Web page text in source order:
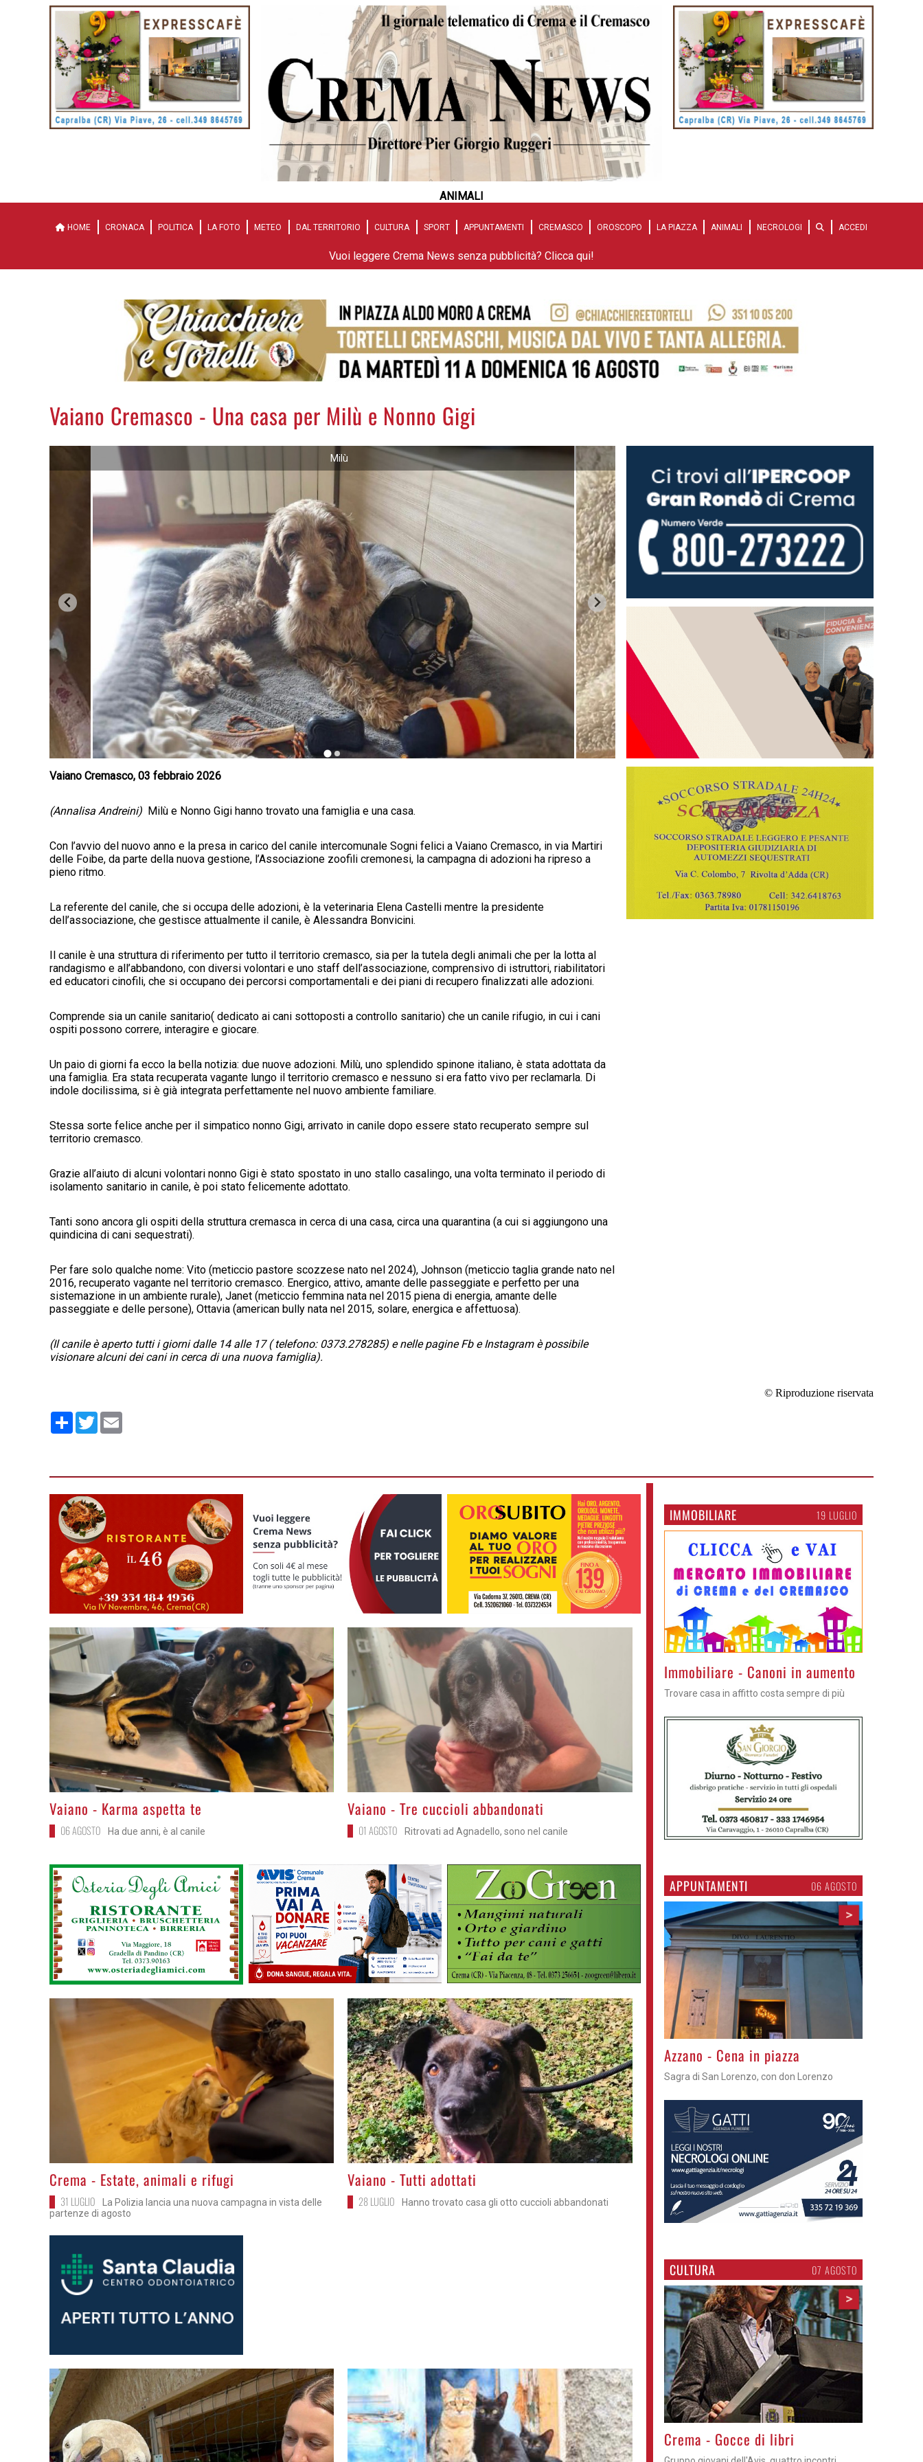
ANIMALI
HOME CRONACA POLITICA LA FOTO METEO DAL TERRITORIO CULTURA SPORT APPUNTAMENTI CREMASCO OROSCOPO LA PIAZZA ANIMALI NECROLOGI ACCEDI
Vuoi leggere Crema News senza pubblicità? Clicca qui!
Vaiano Cremasco - Una casa per Milù e Nonno Gigi
Milù
Vaiano Cremasco, 03 febbraio 2026
(Annalisa Andreini) Milù e Nonno Gigi hanno trovato una famiglia e una casa.
Con l’avvio del nuovo anno e la presa in carico del canile intercomunale Sogni felici a Vaiano Cremasco, in via Martiri
delle Foibe, da parte della nuova gestione, l’Associazione zoofili cremonesi, la campagna di adozioni ha ripreso a
pieno ritmo.
La referente del canile, che si occupa delle adozioni, è la veterinaria Elena Castelli mentre la presidente
dell’associazione, che gestisce attualmente il canile, è Alessandra Bonvicini.
Il canile è una struttura di riferimento per tutto il territorio cremasco, sia per la tutela degli animali che per la lotta al
randagismo e all’abbandono, con diversi volontari e uno staff dell’associazione, comprensivo di istruttori, riabilitatori
ed educatori cinofili, che si occupano dei percorsi comportamentali e dei piani di recupero finalizzati alle adozioni.
Comprende sia un canile sanitario( dedicato ai cani sottoposti a controllo sanitario) che un canile rifugio, in cui i cani
ospiti possono correre, interagire e giocare.
Un paio di giorni fa ecco la bella notizia: due nuove adozioni. Milù, uno splendido spinone italiano, è stata adottata da
una famiglia. Era stata recuperata vagante lungo il territorio cremasco e nessuno si era fatto vivo per reclamarla. Di
indole docilissima, si è già integrata perfettamente nel nuovo ambiente familiare.
Stessa sorte felice anche per il simpatico nonno Gigi, arrivato in canile dopo essere stato recuperato sempre sul
territorio cremasco.
Grazie all’aiuto di alcuni volontari nonno Gigi è stato spostato in uno stallo casalingo, una volta terminato il periodo di
isolamento sanitario in canile, è poi stato felicemente adottato.
Tanti sono ancora gli ospiti della struttura cremasca in cerca di una casa, circa una quarantina (a cui si aggiungono una
quindicina di cani sequestrati).
Per fare solo qualche nome: Vito (meticcio pastore scozzese nato nel 2024), Johnson (meticcio taglia grande nato nel
2016, recuperato vagante nel territorio cremasco. Energico, attivo, amante delle passeggiate e perfetto per una
sistemazione in un ambiente rurale), Janet (meticcio femmina nata nel 2015 piena di energia, amante delle
passeggiate e delle persone), Ottavia (american bully nata nel 2015, solare, energica e affettuosa).
(Il canile è aperto tutti i giorni dalle 14 alle 17 ( telefono: 0373.278285) e nelle pagine Fb e Instagram è possibile
visionare alcuni dei cani in cerca di una nuova famiglia).
© Riproduzione riservata
Condividi
Twitter
>
Vaiano - Karma aspetta te
06 AGOSTO Ha due anni, è al canile
>
Vaiano - Tre cuccioli abbandonati
01 AGOSTO Ritrovati ad Agnadello, sono nel canile
>
Crema - Estate, animali e rifugi
31 LUGLIO
La Polizia lancia una nuova campagna in vista delle
partenze di agosto
>
Vaiano - Tutti adottati
28 LUGLIO Hanno trovato casa gli otto cuccioli abbandonati
IMMOBILIARE 19 LUGLIO
Immobiliare - Canoni in aumento
Trovare casa in affitto costa sempre di più
APPUNTAMENTI 06 AGOSTO
>
Gli appuntamenti fino a sabato
Cosa fare questi giorni nel Cremasco
CULTURA 07 AGOSTO
>
Crema - Gocce di libri